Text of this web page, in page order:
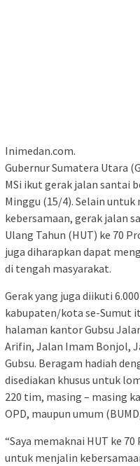
Inimedan.com.
Gubernur Sumatera Utara
MSi ikut gerak jalan santai
Minggu (15/4). Selain
kebersamaan, gerak jalan
Ulang Tahun (HUT) ke 70
juga diharapkan dapat
di tengah masyarakat.
Gerak yang juga diikuti
kabupaten/kota se-Sumut
halaman kantor Gubsu
Arifin, Jalan Imam Bonjol,
Gubsu. Beragam hadiah
disediakan khusus untuk
220 tim, masing – masing
OPD, maupun umum
“Saya memaknai HUT ke
untuk menjalin